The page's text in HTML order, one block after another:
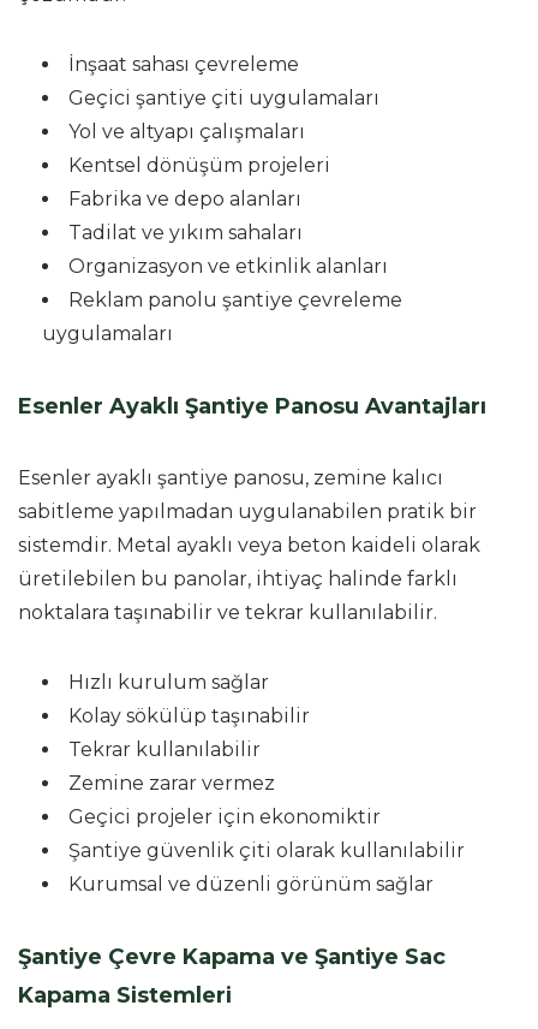
İnşaat sahası çevreleme
Geçici şantiye çiti uygulamaları
Yol ve altyapı çalışmaları
Kentsel dönüşüm projeleri
Fabrika ve depo alanları
Tadilat ve yıkım sahaları
Organizasyon ve etkinlik alanları
Reklam panolu şantiye çevreleme
uygulamaları
Esenler Ayaklı Şantiye Panosu Avantajları
Esenler ayaklı şantiye panosu, zemine kalıcı
sabitleme yapılmadan uygulanabilen pratik bir
sistemdir. Metal ayaklı veya beton kaideli olarak
üretilebilen bu panolar, ihtiyaç halinde farklı
noktalara taşınabilir ve tekrar kullanılabilir.
Hızlı kurulum sağlar
Kolay sökülüp taşınabilir
Tekrar kullanılabilir
Zemine zarar vermez
Geçici projeler için ekonomiktir
Şantiye güvenlik çiti olarak kullanılabilir
Kurumsal ve düzenli görünüm sağlar
Şantiye Çevre Kapama ve Şantiye Sac
Kapama Sistemleri